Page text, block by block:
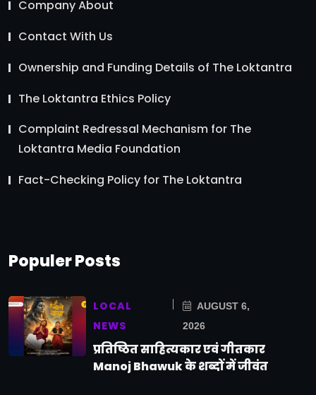
Company About
Contact With Us
Ownership and Funding Details of The Loktantra
The Loktantra Ethics Policy
Complaint Redressal Mechanism for The
Loktantra Media Foundation
Fact-Checking Policy for The Loktantra
Populer Posts
LOCAL
NEWS
AUGUST 6,
2026
प्रतिष्ठित साहित्यकार एवं गीतकार
Manoj Bhawuk के शब्दों में जीवंत